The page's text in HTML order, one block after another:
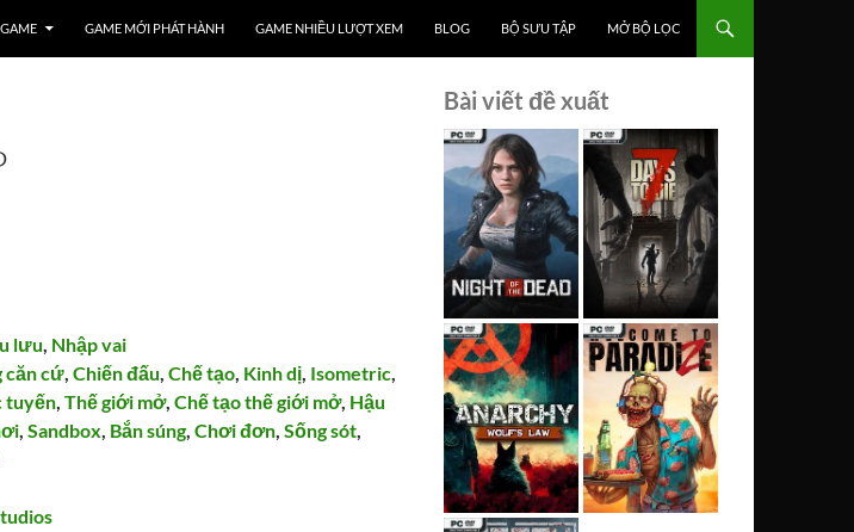
GAME MỚI PHÁT HÀNH GAME NHIỀU LƯỢT XEM BLOG BỘ SƯU TẬP MỞ BỘ LỌC
lưu, Nhập vai
căn cứ,Chiến đấu,Chế tạo, Kinh dị, Isometric,
tuyến,Thế giới mở,Chế tạo thế giới mở, Hậu
,Sandbox, Bắn súng,Chơi đơn,Sống sót,
Bài viết đề xuất